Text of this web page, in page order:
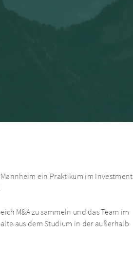
ein Praktikum im Investment
M&A zu sammeln und das Team im
aus dem Studium in der außerhalb